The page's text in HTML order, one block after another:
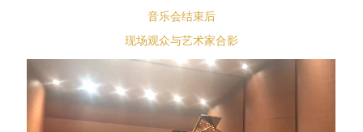
音乐会结束后
现场观众与艺术家合影